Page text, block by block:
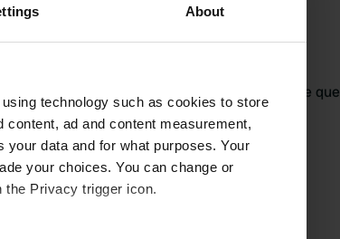
About
technology such as cookies to store
ad and content measurement,
data and for what purposes. Your
your choices. You can change or
the Privacy trigger icon.
Vous êtes déjà venu ici ? Dites aux autres ce que